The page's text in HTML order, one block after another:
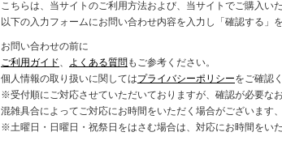
こちらは、当サイトのご利用方法および、当サイトでご購入い
以下の入力フォームにお問い合わせ内容を入力し「確認する」
お問い合わせの前に
ご利用ガイド、 よくある質問 もご参考ください。
個人情報の取り扱いに関してはプライバシーポリシーをご確認
※受付順にご対応させていただいておりますが、確認が必要なお
混雑具合によってご対応にお時間をいただく場合がございます
※土曜日・日曜日・祝祭日をはさむ場合は、対応にお時間をい